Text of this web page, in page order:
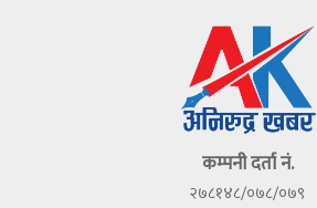
कम्पनी दर्ता नं.
२७८१४८/०७८/०७९